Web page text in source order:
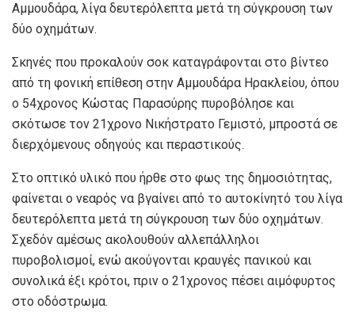
Αμμουδάρα, λίγα δευτερόλεπτα μετά τη σύγκρουση των
δύο οχημάτων.
Σκηνές που προκαλούν σοκ καταγράφονται στο βίντεο
από τη φονική επίθεση στην Αμμουδάρα Ηρακλείου, όπου
ο 54χρονος Κώστας Παρασύρης πυροβόλησε και
σκότωσε τον 21χρονο Νικήστρατο Γεμιστό, μπροστά σε
διερχόμενους οδηγούς και περαστικούς.
Στο οπτικό υλικό που ήρθε στο φως της δημοσιότητας,
φαίνεται ο νεαρός να βγαίνει από το αυτοκίνητό του λίγα
δευτερόλεπτα μετά τη σύγκρουση των δύο οχημάτων.
Σχεδόν αμέσως ακολουθούν αλλεπάλληλοι
πυροβολισμοί, ενώ ακούγονται κραυγές πανικού και
συνολικά έξι κρότοι, πριν ο 21χρονος πέσει αιμόφυρτος
στο οδόστρωμα.